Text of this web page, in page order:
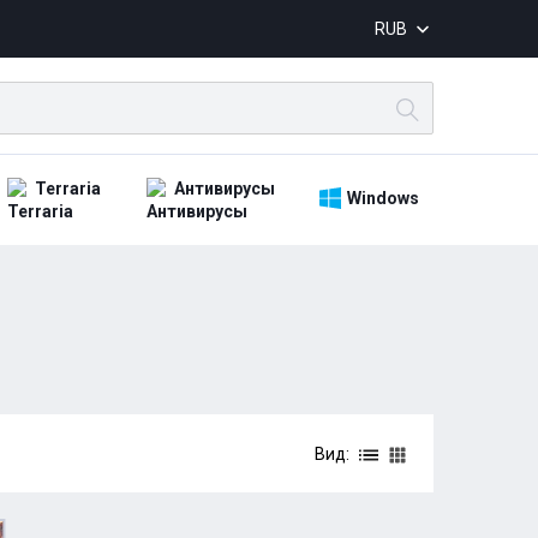
RUB
Terraria Антивирусы Windows
Вид: